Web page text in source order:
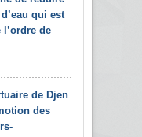
qui est
de
de Djen
des